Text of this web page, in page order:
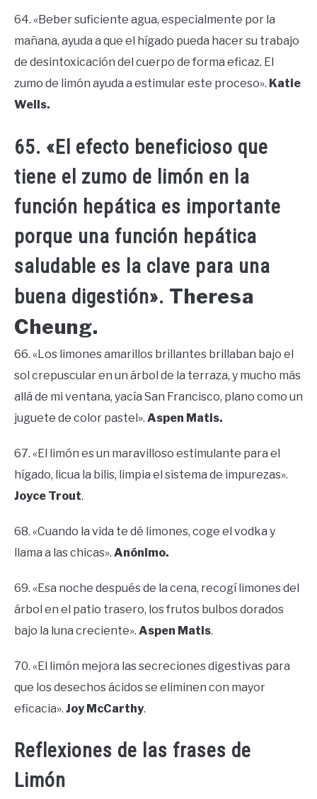
64. «Beber suficiente agua, especialmente por la
mañana, ayuda a que el hígado pueda hacer su trabajo
de desintoxicación del cuerpo de forma eficaz. El
zumo de limón ayuda a estimular este proceso». Katie
Wells.
65. «El efecto beneficioso que
tiene el zumo de limón en la
función hepática es importante
porque una función hepática
saludable es la clave para una
buena digestión». Theresa
Cheung.
66. «Los limones amarillos brillantes brillaban bajo el
sol crepuscular en un árbol de la terraza, y mucho más
allá de mi ventana, yacía San Francisco, plano como un
juguete de color pastel». Aspen Matis.
67. «El limón es un maravilloso estimulante para el
hígado, licua la bilis, limpia el sistema de impurezas».
Joyce Trout.
68. «Cuando la vida te dé limones, coge el vodka y
llama a las chicas». Anónimo.
69. «Esa noche después de la cena, recogí limones del
árbol en el patio trasero, los frutos bulbos dorados
bajo la luna creciente». Aspen Matis.
70. «El limón mejora las secreciones digestivas para
que los desechos ácidos se eliminen con mayor
eficacia». Joy McCarthy.
Reflexiones de las frases de
Limón